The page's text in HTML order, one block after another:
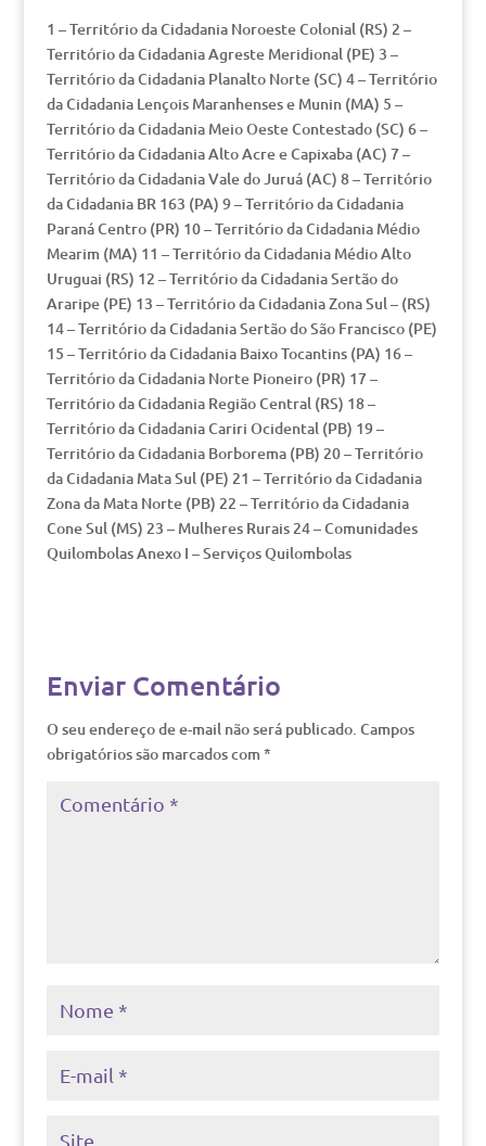
1 – Território da Cidadania Noroeste Colonial (RS) 2 –
Território da Cidadania Agreste Meridional (PE) 3 –
Território da Cidadania Planalto Norte (SC) 4 – Território
da Cidadania Lençois Maranhenses e Munin (MA) 5 –
Território da Cidadania Meio Oeste Contestado (SC) 6 –
Território da Cidadania Alto Acre e Capixaba (AC) 7 –
Território da Cidadania Vale do Juruá (AC) 8 – Território
da Cidadania BR 163 (PA) 9 – Território da Cidadania
Paraná Centro (PR) 10 – Território da Cidadania Médio
Mearim (MA) 11 – Território da Cidadania Médio Alto
Uruguai (RS) 12 – Território da Cidadania Sertão do
Araripe (PE) 13 – Território da Cidadania Zona Sul – (RS)
14 – Território da Cidadania Sertão do São Francisco (PE)
15 – Território da Cidadania Baixo Tocantins (PA) 16 –
Território da Cidadania Norte Pioneiro (PR) 17 –
Território da Cidadania Região Central (RS) 18 –
Território da Cidadania Cariri Ocidental (PB) 19 –
Território da Cidadania Borborema (PB) 20 – Território
da Cidadania Mata Sul (PE) 21 – Território da Cidadania
Zona da Mata Norte (PB) 22 – Território da Cidadania
Cone Sul (MS) 23 – Mulheres Rurais 24 – Comunidades
Quilombolas Anexo I – Serviços Quilombolas
Enviar Comentário
O seu endereço de e-mail não será publicado. Campos
obrigatórios são marcados com *